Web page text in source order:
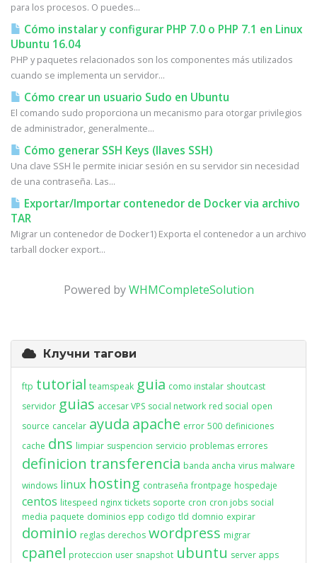
para los procesos. O puedes...
Cómo instalar y configurar PHP 7.0 o PHP 7.1 en Linux
Ubuntu 16.04
PHP y paquetes relacionados son los componentes más utilizados
cuando se implementa un servidor...
Cómo crear un usuario Sudo en Ubuntu
El comando sudo proporciona un mecanismo para otorgar privilegios
de administrador, generalmente...
Cómo generar SSH Keys (llaves SSH)
Una clave SSH le permite iniciar sesión en su servidor sin necesidad
de una contraseña. Las...
Exportar/Importar contenedor de Docker via archivo
TAR
Migrar un contenedor de Docker1) Exporta el contenedor a un archivo
tarball docker export...
Powered byWHMCompleteSolution
Клучни тагови
ftp tutorial teamspeak guia como instalar shoutcast
servidor guias accesar VPS social network red social open
source cancelar ayuda apache error 500 definiciones
cache dns limpiar suspencion servicio problemas errores
definicion transferencia banda ancha virus malware
windows linux hosting contraseña frontpage hospedaje
centos litespeed nginx tickets soporte cron cron jobs social
media paquete dominios epp codigo tld domnio expirar
dominio reglas derechos wordpress migrar
cpanel proteccion user snapshot ubuntu server apps